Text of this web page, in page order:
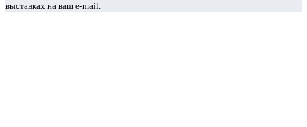
выставках на ваш e-mail.